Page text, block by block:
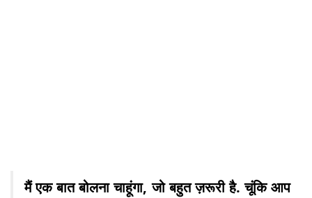
मैं एक बात बोलना चाहूंगा, जो बहुत ज़रूरी है. चूंकि आप